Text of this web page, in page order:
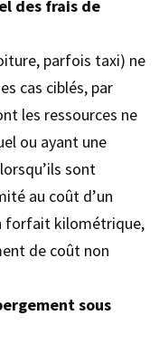
des frais de
parfois taxi) ne
cas ciblés, par
les ressources ne
ou ayant une
sont
au coût d’un
forfait kilométrique,
de coût non
sous